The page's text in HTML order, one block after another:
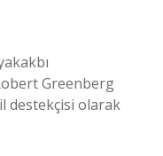
Greenberg
destekçisi olarak